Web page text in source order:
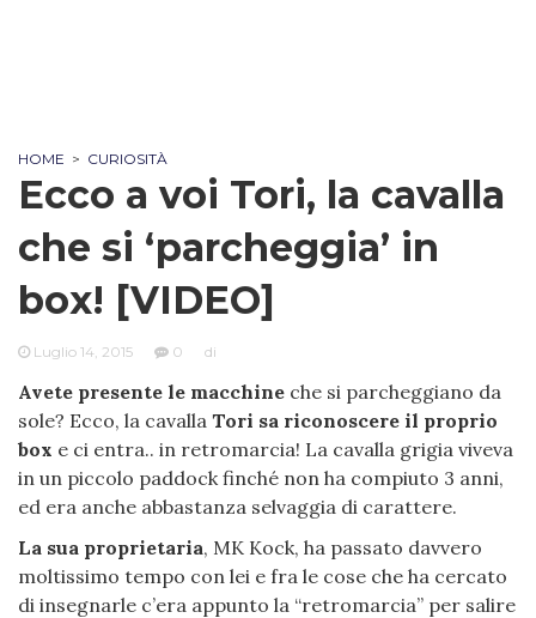
HOME > CURIOSITÀ
Ecco a voi Tori, la cavalla
che si ‘parcheggia’ in
box! [VIDEO]
Luglio 14, 2015 0 di
Avete presente le macchine che si parcheggiano da
sole? Ecco, la cavalla Tori sa riconoscere il proprio
box e ci entra.. in retromarcia! La cavalla grigia viveva
in un piccolo paddock finché non ha compiuto 3 anni,
ed era anche abbastanza selvaggia di carattere.
La sua proprietaria, MK Kock, ha passato davvero
moltissimo tempo con lei e fra le cose che ha cercato
di insegnarle c’era appunto la “retromarcia” per salire